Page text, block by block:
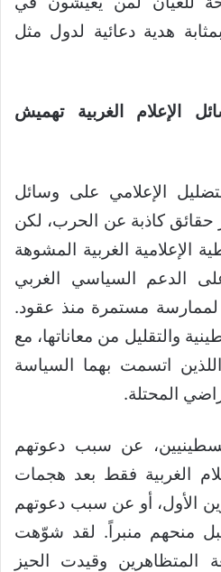
هدية دعائية لدول مثل
الإعلام الغربية تهميش
الإعلامي على وسائل
حقائق كاذبة عن الحرب، لكن
الإعلامية الغربية المشوهة
الدعم السياسي الغربي
لممارسة مستمرة منذ عقود.
والتقليل من معاناتها، مع
اتسمت بهما السياسة
المحتلة.
عن سبب دعوتهم
الغربية فقط بعد هجمات
تشرين الأول، أو عن سبب دعوتهم
قبل منحهم منبراً. لقد شوّهت
المتظاهرين وقيدت الحيز